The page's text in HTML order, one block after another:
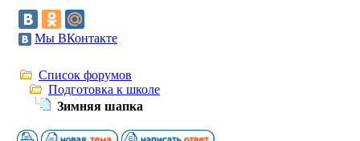
Мы ВКонтакте
Список форумов
Подготовка к школе
Зимняя шапка